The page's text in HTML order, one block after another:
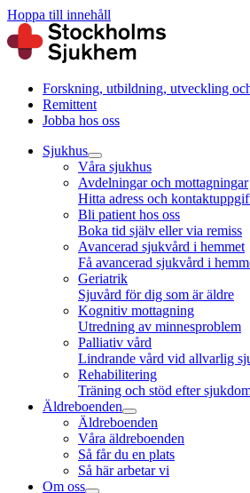
Hoppa till innehåll
Forskning, utbildning, utveckling
Remittent
Jobba hos oss
Sjukhus
Våra sjukhus
Avdelningar och mottagningar
Hitta adress och
Bli patient hos oss
Boka tid själv eller via remiss
Avancerad sjukvård i hemmet
Få avancerad sjukvård i
Geriatrik
Sjuvård för dig som är äldre
Kognitiv mottagning
Utredning av minnesproblem
Palliativ vård
Lindrande vård vid allvarlig
Rehabilitering
Träning och stöd efter
Äldreboenden
Äldreboenden
Våra äldreboenden
Så får du en plats
Så här arbetar vi
Om oss